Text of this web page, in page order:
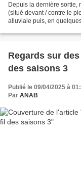
Depuis la dernière sortie,
(situé devant / contre le
alluviale puis, en
Regards sur
des saisons 3
Publié le 09/04/2025 à
Par ANAB